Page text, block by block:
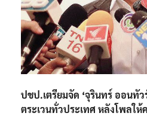
ปชป.เตรียมจัด ‘จุรินทร์ ออนทั
ตระเวนทั่วประเทศ หลังโพลใ